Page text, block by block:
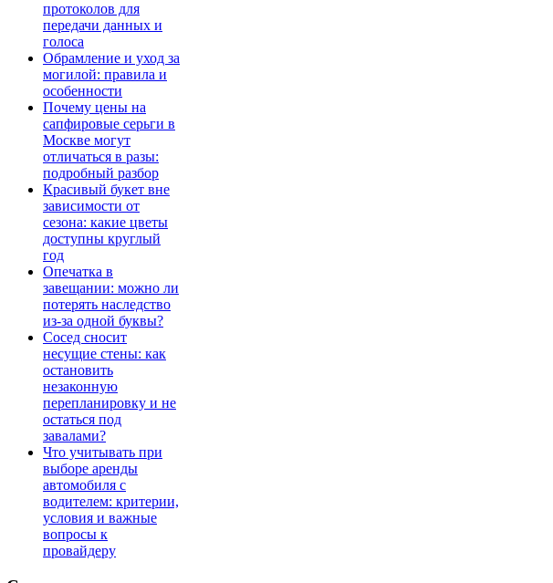
протоколов для
передачи данных и
голоса
Обрамление и уход за
могилой: правила и
особенности
Почему цены на
сапфировые серьги в
Москве могут
отличаться в разы:
подробный разбор
Красивый букет вне
зависимости от
сезона: какие цветы
доступны круглый
год
Опечатка в
завещании: можно ли
потерять наследство
из-за одной буквы?
Сосед сносит
несущие стены: как
остановить
незаконную
перепланировку и не
остаться под
завалами?
Что учитывать при
выборе аренды
автомобиля с
водителем: критерии,
условия и важные
вопросы к
провайдеру